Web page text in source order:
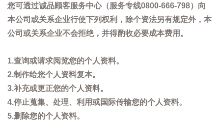
您可透过诚品顾客服务中心（服务专线0800-666-798）向
本公司或关系企业行使下列权利，除个资法另有规定外，本
公司或关系企业不会拒绝，并得酌收必要成本费用。
1.查询或请求阅览您的个人资料。
2.制作给您个人资料复本。
3.补充或更正您的个人资料。
4.停止蒐集、处理、利用或国际传输您的个人资料。
5.删除您的个人资料。